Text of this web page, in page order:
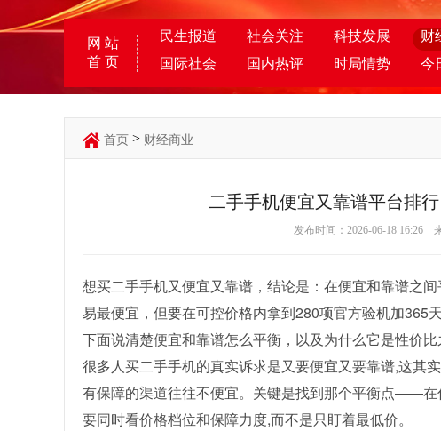
网 站
首 页
民生报道 社会关注 科技发展 财
国际社会
国内热评 时局情势 今
首页 > 财经商业
二手手机便宜又靠谱平台排
发布时间：2026-06-18 16:26
想买二手手机又便宜又靠谱，结论是：在便宜和靠谱之
易最便宜，但要在可控价格内拿到280项官方验机加365
下面说清楚便宜和靠谱怎么平衡，以及为什么它是性价比
很多人买二手手机的真实诉求是又要便宜又要靠谱,这其
有保障的渠道往往不便宜。关键是找到那个平衡点——
要同时看价格档位和保障力度,而不是只盯着最低价。